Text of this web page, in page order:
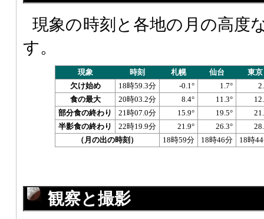
現象の時刻と各地の月の高度
す。
現象 時刻 札幌 仙台
東京
欠け始め
18時59.3分 -0.1° 1.7°
食の最大
20時03.2分 8.4° 11.3°
部分食の終わり
21時07.0分 15.9° 19.5°
半影食の終わり
22時19.9分 21.9° 26.3°
（月の出の時刻）
18時59分 18時46分 18時
観察と撮影